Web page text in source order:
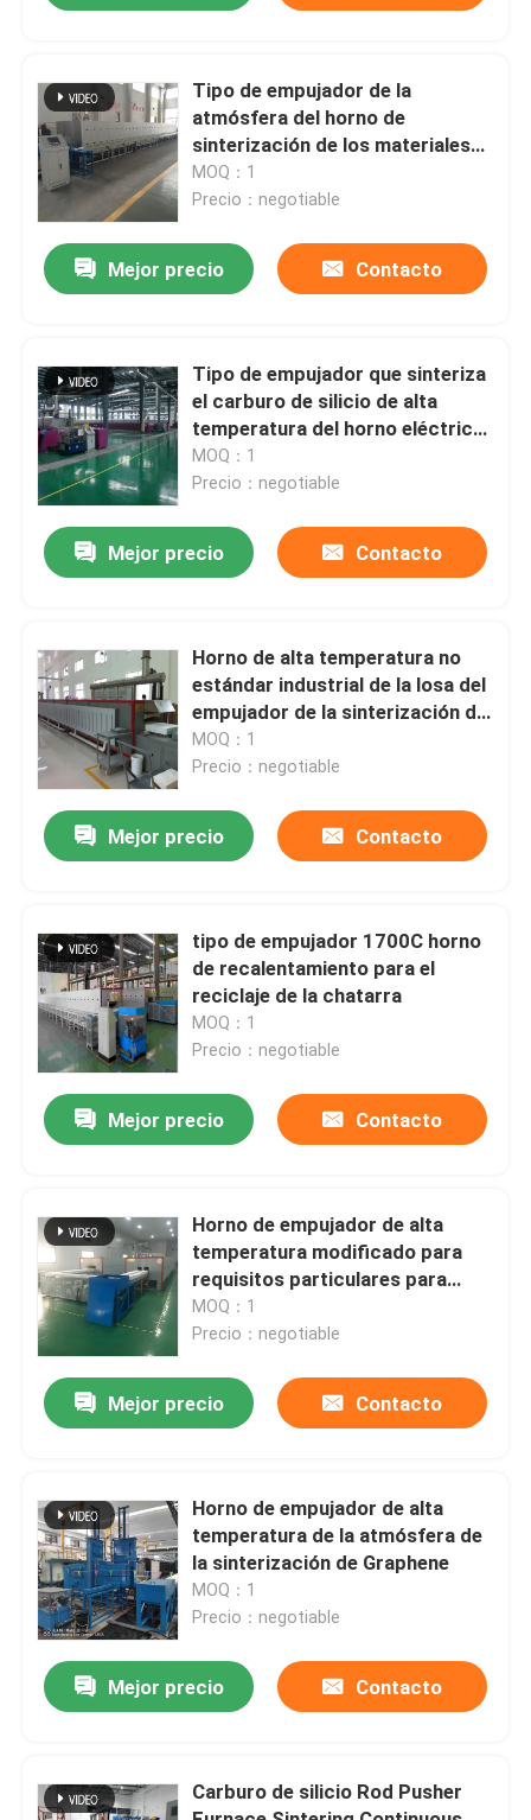
Hogar
Sobre nosotros
Viaje de la fábrica
Control de calidad
Noticias
Casos
Pida una cita
Horno de empuje
Tipo de empujador de la
atmósfera del horno de
sinterización de los materiales
de la cerámica del nitruro
inteligente completamente
MOQ：1
Precio：negotiable
Mejor precio Contacto
Tipo de empujador que sinteriza
el carburo de silicio de alta
temperatura del horno eléctrico
Rod For Advanced Ceramic
Materials
MOQ：1
Precio：negotiable
Mejor precio Contacto
Horno de alta temperatura no
estándar industrial de la losa del
empujador de la sinterización del
polvo del alúmina
MOQ：1
Precio：negotiable
Mejor precio Contacto
tipo de empujador 1700C horno
de recalentamiento para el
reciclaje de la chatarra
MOQ：1
Precio：negotiable
Mejor precio Contacto
Horno de empujador de alta
temperatura modificado para
requisitos particulares para
Debinding y sinterizar de piezas
estructurales de cerámica
MOQ：1
Precio：negotiable
Mejor precio Contacto
Horno de empujador de alta
temperatura de la atmósfera de
la sinterización de Graphene
MOQ：1
Precio：negotiable
Mejor precio Contacto
Carburo de silicio Rod Pusher